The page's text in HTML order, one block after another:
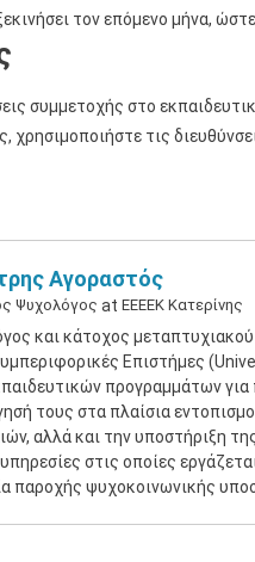
τον επόμενο μήνα,
συμμετοχής στο
χρησιμοποιήστε τις
Αγοραστός
Ψυχολόγος at ΕΕΕΕΚ Κατερίνης
και κάτοχος
Επιστήμες
προγραμμάτων για
τους στα πλαίσια
αλλά και την υποστήριξη
υπηρεσίες στις οποίες
παροχής ψυχοκοινωνικής